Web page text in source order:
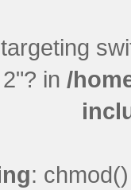
in /
: